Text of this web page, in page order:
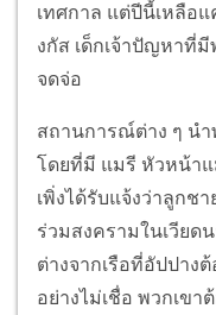
เทศกาล แต่ปีนี้เหลือ
งกัส เด็กเจ้าปัญหาที่
จดจ่อ
สถานการณ์ต่าง ๆ น
โดยที่มี แมรี หัวหน้า
เพิ่งได้รับแจ้งว่าลูกช
ร่วมสงครามในเวีย
ต่างจากเรือที่อัปปาง
อย่างไม่เชื่อ พวกเข